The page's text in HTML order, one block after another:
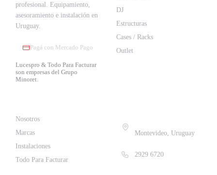
profesional. Equipamiento,
asesoramiento e instalación en
Uruguay.
Pagá con Mercado Pago
Lucespro & Todo Para Facturar
son empresas del Grupo
Minoret.
DJ
Estructuras
Cases / Racks
Outlet
Nosotros
Marcas
Instalaciones
Todo Para Facturar
Montevideo, Uruguay
2929 6720